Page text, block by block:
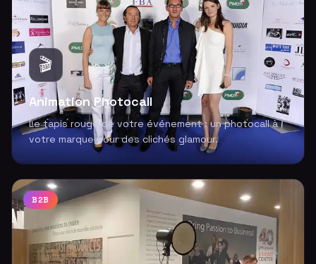
🎬
Animation Photocall
Le tapis rouge de votre événement : un photocall à
votre marque pour des clichés glamour.
B2B